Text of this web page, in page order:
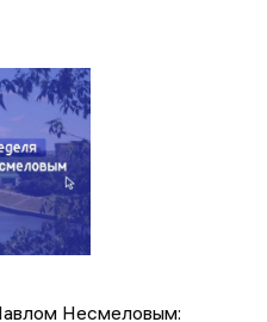
Несмеловым: